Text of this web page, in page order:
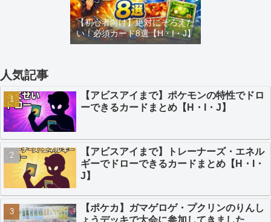
【初心者向け】絶対にそろえた
い！必須カード8選【H・I・J】
人気記事
【アビスアイまで】ポケモンの特性でドロ
ーできるカードまとめ【H・I・J】
【アビスアイまで】トレーナーズ・エネル
ギーでドローできるカードまとめ【H・I・
J】
【ポケカ】ガマゲロゲ・プクリンのりんし
ょうデッキで大会に参加してきました